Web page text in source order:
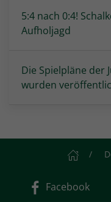
5:4 nach 0:4!
Aufholjagd
Die Spielpläne der
wurden
Facebook